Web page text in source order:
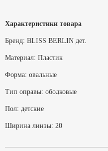
Характеристики товара
Бренд: BLISS BERLIN дет.
Материал: Пластик
Форма: овальные
Тип оправы: ободковые
Пол: детские
Ширина линзы: 20